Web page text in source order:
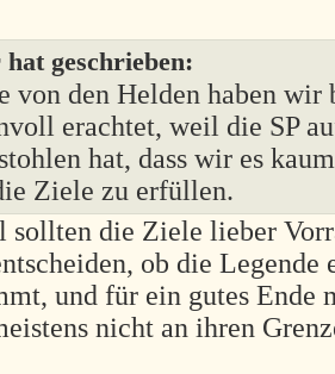
geschrieben:
von den Helden haben wir
erachtet, weil die SP
hat, dass wir es
Ziele zu erfüllen.
die Ziele lieber
ob die Legende
und für ein gutes Ende
nicht an ihren